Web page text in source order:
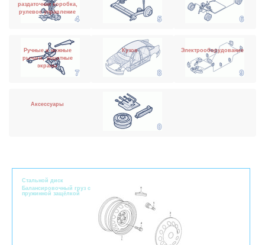
раздаточная коробка,
рулевое управление
Ручные и ножные
рычаги, защитные
экраны
Кузов Электрооборудование
Аксессуары
Стальной диск
Балансировочный груз с
пружинной защёлкой